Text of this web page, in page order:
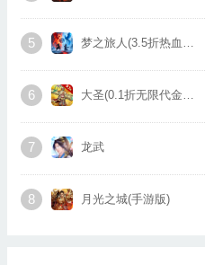
5 梦之旅人(3.5折热血霸业)
6 大圣(0.1折无限代金买断版)
7 龙武
8 月光之城(手游版)